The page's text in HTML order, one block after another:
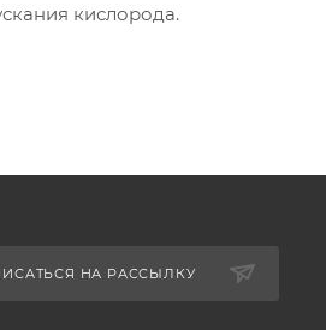
кислорода.
НА РАССЫЛКУ